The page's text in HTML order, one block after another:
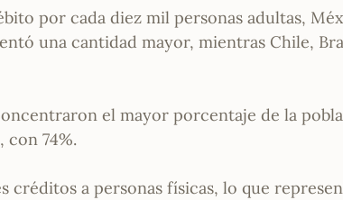
por cada diez mil personas adultas,
una cantidad mayor, mientras Chile,
el mayor porcentaje de la
con 74%.
créditos a personas físicas, lo que